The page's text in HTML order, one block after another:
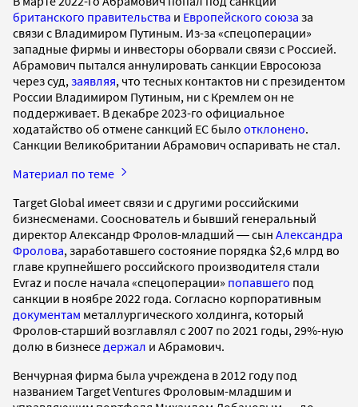
британского правительства и Европейского союза за
связи с Владимиром Путиным. Из-за «спецоперации»
западные фирмы и инвесторы оборвали связи с Россией.
Абрамович пытался аннулировать санкции Евросоюза
через суд, заявляя, что тесных контактов ни с президентом
России Владимиром Путиным, ни с Кремлем он не
поддерживает. В декабре 2023-го официальное
ходатайство об отмене санкций ЕС было отклонено.
Санкции Великобритании Абрамович оспаривать не стал.
Материал по теме
Target Global имеет связи и с другими российскими
бизнесменами. Сооснователь и бывший генеральный
директор Александр Фролов-младший ― сын Александра
Фролова, заработавшего состояние порядка $2,6 млрд во
главе крупнейшего российского производителя стали
Evraz и после начала «спецоперации» попавшего под
санкции в ноябре 2022 года. Согласно корпоративным
документам металлургического холдинга, который
Фролов-старший возглавлял с 2007 по 2021 годы, 29%-ную
долю в бизнесе держал и Абрамович.
Венчурная фирма была учреждена в 2012 году под
названием Target Ventures Фроловым-младшим и